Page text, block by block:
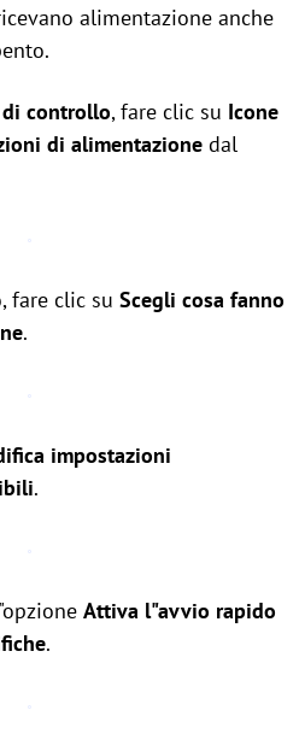
alimentazione anche
controllo, fare clic su Icone
di alimentazione dal
fare clic su Scegli cosa fanno
.
impostazioni
.
Attiva l"avvio rapido
.